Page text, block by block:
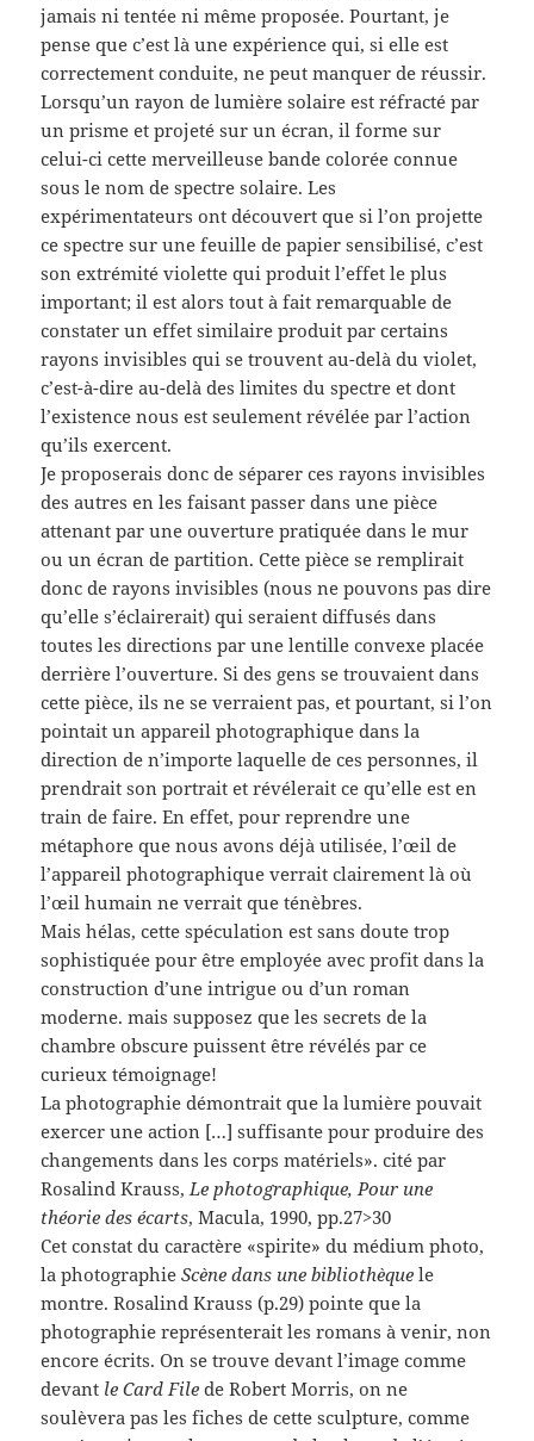
jamais ni tentée ni même proposée. Pourtant, je
pense que c’est là une expérience qui, si elle est
correctement conduite, ne peut manquer de réussir.
Lorsqu’un rayon de lumière solaire est réfracté par
un prisme et projeté sur un écran, il forme sur
celui-ci cette merveilleuse bande colorée connue
sous le nom de spectre solaire. Les
expérimentateurs ont découvert que si l’on projette
ce spectre sur une feuille de papier sensibilisé, c’est
son extrémité violette qui produit l’effet le plus
important; il est alors tout à fait remarquable de
constater un effet similaire produit par certains
rayons invisibles qui se trouvent au-delà du violet,
c’est-à-dire au-delà des limites du spectre et dont
l’existence nous est seulement révélée par l’action
qu’ils exercent.
Je proposerais donc de séparer ces rayons invisibles
des autres en les faisant passer dans une pièce
attenant par une ouverture pratiquée dans le mur
ou un écran de partition. Cette pièce se remplirait
donc de rayons invisibles (nous ne pouvons pas dire
qu’elle s’éclairerait) qui seraient diffusés dans
toutes les directions par une lentille convexe placée
derrière l’ouverture. Si des gens se trouvaient dans
cette pièce, ils ne se verraient pas, et pourtant, si l’on
pointait un appareil photographique dans la
direction de n’importe laquelle de ces personnes, il
prendrait son portrait et révélerait ce qu’elle est en
train de faire. En effet, pour reprendre une
métaphore que nous avons déjà utilisée, l’œil de
l’appareil photographique verrait clairement là où
l’œil humain ne verrait que ténèbres.
Mais hélas, cette spéculation est sans doute trop
sophistiquée pour être employée avec profit dans la
construction d’une intrigue ou d’un roman
moderne. mais supposez que les secrets de la
chambre obscure puissent être révélés par ce
curieux témoignage!
La photographie démontrait que la lumière pouvait
exercer une action […] suffisante pour produire des
changements dans les corps matériels». cité par
Rosalind Krauss, Le photographique, Pour une
théorie des écarts, Macula, 1990, pp.27>30
Cet constat du caractère «spirite» du médium photo,
la photographieScène dans une bibliothèque le
montre. Rosalind Krauss (p.29) pointe que la
photographie représenterait les romans à venir, non
encore écrits. On se trouve devant l’image comme
devant le Card File de Robert Morris, on ne
soulèvera pas les fiches de cette sculpture, comme